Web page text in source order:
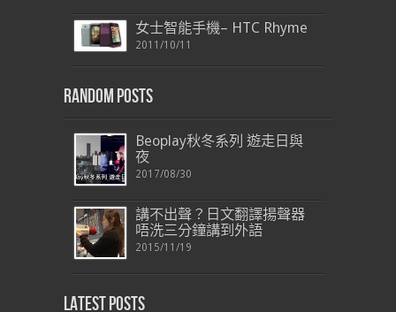
女士智能手機– HTC Rhyme
2011/10/11
Random Posts
Beoplay秋冬系列 遊走日與
夜
2017/08/30
講不出聲？日文翻譯揚聲器
唔洗三分鐘講到外語
2015/11/19
Latest Posts